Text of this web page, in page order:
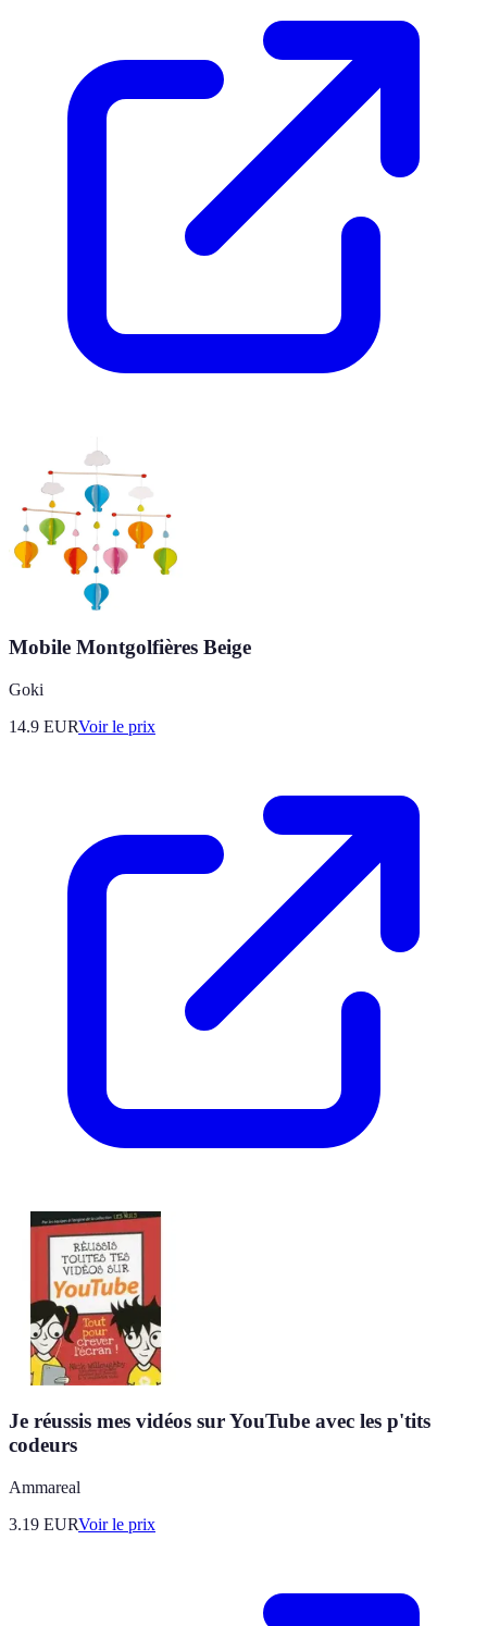
Mobile Montgolfières Beige
Goki
14.9 EURVoir le prix
Je réussis mes vidéos sur YouTube avec les p'tits
codeurs
Ammareal
3.19 EURVoir le prix